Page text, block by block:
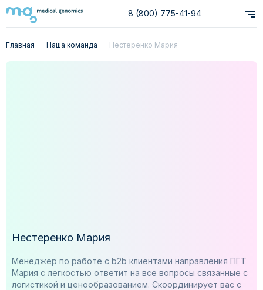
8 (800) 775-41-94
Главная Наша команда Нестеренко Мария
Нестеренко Мария
Менеджер по работе с b2b клиентами направления ПГТ
Мария с легкостью ответит на все вопросы связанные с
логистикой и ценообразованием. Скоординирует вас с